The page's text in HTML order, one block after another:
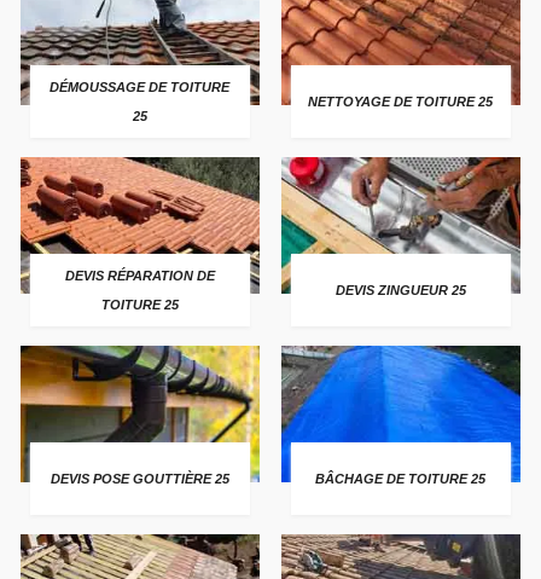
DÉMOUSSAGE DE TOITURE
25
NETTOYAGE DE TOITURE 25
DEVIS RÉPARATION DE
TOITURE 25
DEVIS ZINGUEUR 25
DEVIS POSE GOUTTIÈRE 25 BÂCHAGE DE TOITURE 25